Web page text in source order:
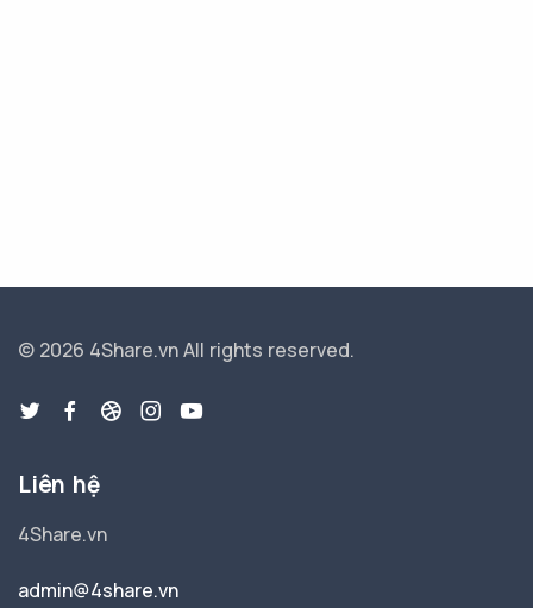
© 2026 4Share.vnAll rights reserved.
Liên hệ
4Share.vn
admin@4share.vn